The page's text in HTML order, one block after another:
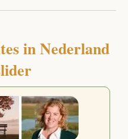
in Nederland